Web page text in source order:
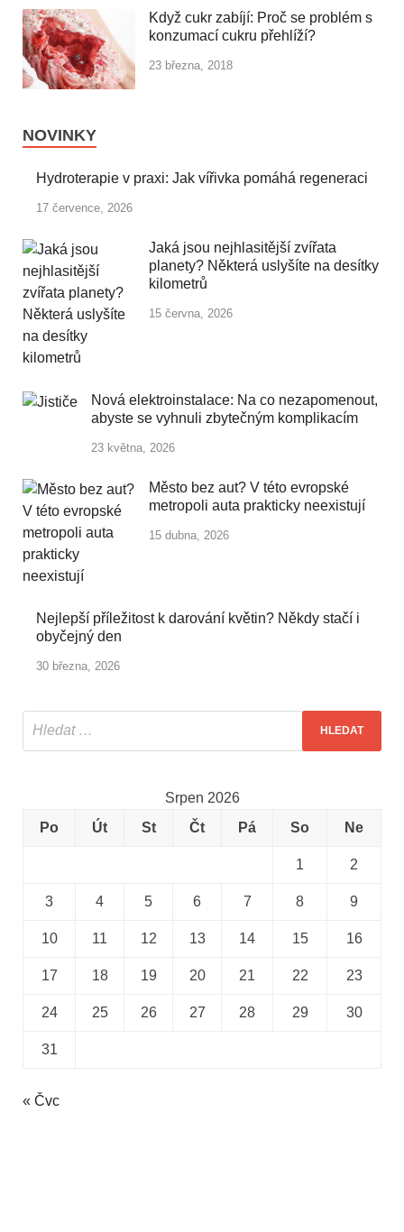
Když cukr zabíjí: Proč se problém s
konzumací cukru přehlíží?
23 března, 2018
NOVINKY
Hydroterapie v praxi: Jak vířivka pomáhá regeneraci
17 července, 2026
Jaká jsou nejhlasitější zvířata
planety? Některá uslyšíte na desítky
kilometrů
15 června, 2026
Nová elektroinstalace: Na co nezapomenout,
abyste se vyhnuli zbytečným komplikacím
23 května, 2026
Město bez aut? V této evropské
metropoli auta prakticky neexistují
15 dubna, 2026
Nejlepší příležitost k darování květin? Někdy stačí i
obyčejný den
30 března, 2026
Srpen 2026
Po
Út St Čt Pá So Ne
1 2
3 4 5 6 7 8 9
10 11 12 13 14 15 16
17 18 19 20 21 22 23
24 25 26 27 28 29 30
31
« Čvc